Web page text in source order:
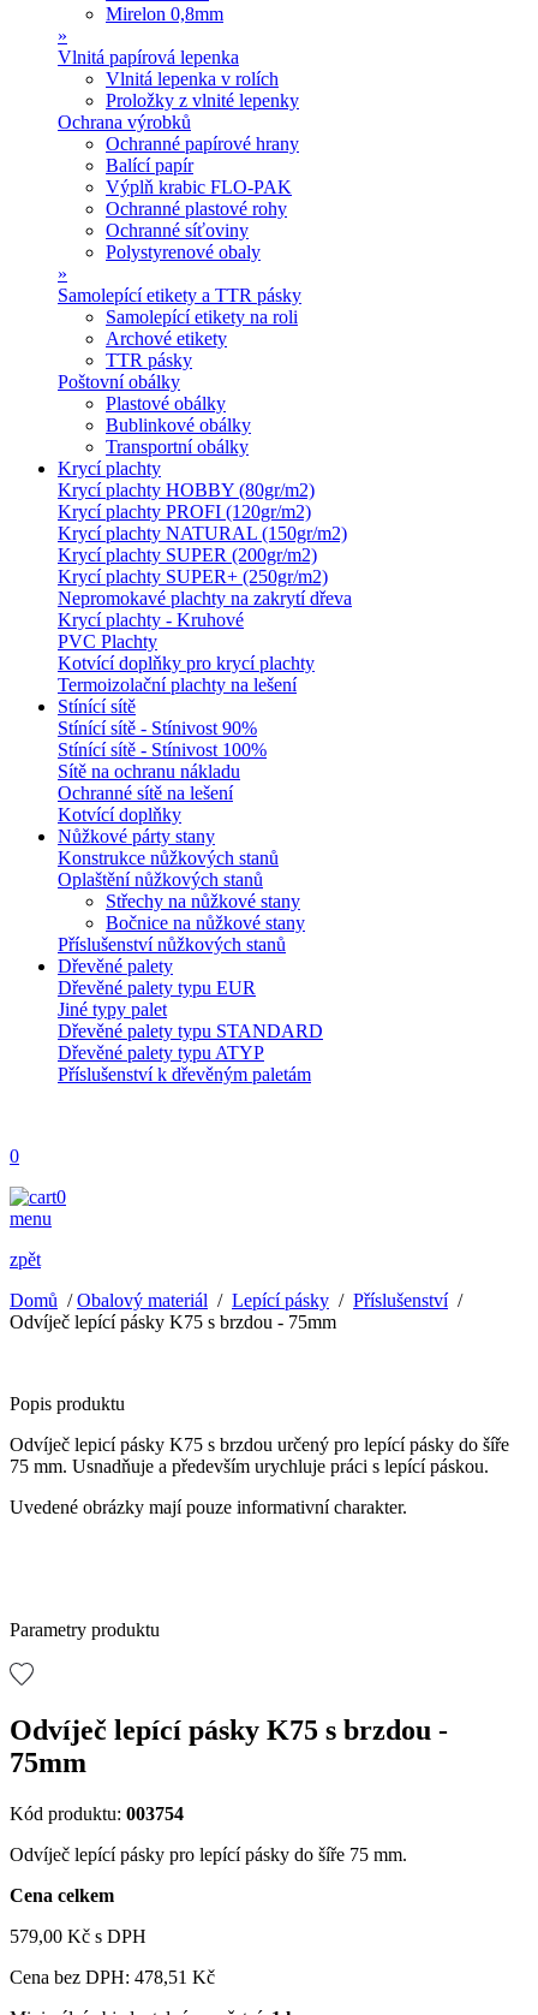
Mirelon 0,8mm
»
Vlnitá papírová lepenka
Vlnitá lepenka v rolích
Proložky z vlnité lepenky
Ochrana výrobků
Ochranné papírové hrany
Balící papír
Výplň krabic FLO-PAK
Ochranné plastové rohy
Ochranné síťoviny
Polystyrenové obaly
»
Samolepící etikety a TTR pásky
Samolepící etikety na roli
Archové etikety
TTR pásky
Poštovní obálky
Plastové obálky
Bublinkové obálky
Transportní obálky
Krycí plachty
Krycí plachty HOBBY (80gr/m2)
Krycí plachty PROFI (120gr/m2)
Krycí plachty NATURAL (150gr/m2)
Krycí plachty SUPER (200gr/m2)
Krycí plachty SUPER+ (250gr/m2)
Nepromokavé plachty na zakrytí dřeva
Krycí plachty - Kruhové
PVC Plachty
Kotvící doplňky pro krycí plachty
Termoizolační plachty na lešení
Stínící sítě
Stínící sítě - Stínivost 90%
Stínící sítě - Stínivost 100%
Sítě na ochranu nákladu
Ochranné sítě na lešení
Kotvící doplňky
Nůžkové párty stany
Konstrukce nůžkových stanů
Oplaštění nůžkových stanů
Střechy na nůžkové stany
Bočnice na nůžkové stany
Příslušenství nůžkových stanů
Dřevěné palety
Dřevěné palety typu EUR
Jiné typy palet
Dřevěné palety typu STANDARD
Dřevěné palety typu ATYP
Příslušenství k dřevěným paletám
0
0
menu
zpět
Domů /Obalový materiál / Lepící pásky / Příslušenství /
Odvíječ lepící pásky K75 s brzdou - 75mm
Popis produktu
Odvíječ lepicí pásky K75 s brzdou určený pro lepící pásky do šíře
75 mm. Usnadňuje a především urychluje práci s lepící páskou.
Uvedené obrázky mají pouze informativní charakter.
Parametry produktu
Odvíječ lepící pásky K75 s brzdou -
75mm
Kód produktu: 003754
Odvíječ lepící pásky pro lepící pásky do šíře 75 mm.
Cena celkem
579,00 Kč s DPH
Cena bez DPH: 478,51 Kč